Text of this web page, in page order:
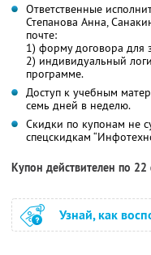
Ответственные
Степанова Анна,
почте:
1) форму договора для
2) индивидуальный
программе.
Доступ к учебным
семь дней в неделю.
Скидки по купонам не
спецскидкам
Купон действителен по
Узнай, как